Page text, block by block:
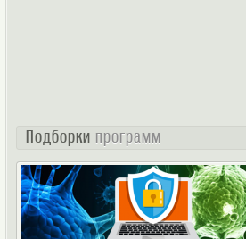
Подборки программ